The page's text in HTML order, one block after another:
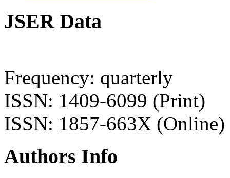
JSER Data
Frequency: quarterly
ISSN: 1409-6099 (Print)
ISSN: 1857-663X (Online)
Authors Info